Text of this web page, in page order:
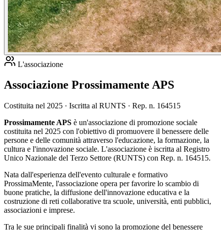
L'associazione
Associazione Prossimamente APS
Costituita nel 2025 · Iscritta al RUNTS · Rep. n. 164515
Prossimamente APS è un'associazione di promozione sociale
costituita nel 2025 con l'obiettivo di promuovere il benessere delle
persone e delle comunità attraverso l'educazione, la formazione, la
cultura e l'innovazione sociale. L'associazione è iscritta al Registro
Unico Nazionale del Terzo Settore (RUNTS) con Rep. n. 164515.
Nata dall'esperienza dell'evento culturale e formativo
ProssimaMente, l'associazione opera per favorire lo scambio di
buone pratiche, la diffusione dell'innovazione educativa e la
costruzione di reti collaborative tra scuole, università, enti pubblici,
associazioni e imprese.
Tra le sue principali finalità vi sono la promozione del benessere